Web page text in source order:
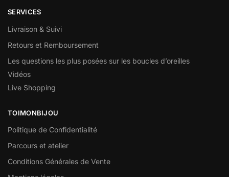
SERVICES
Livraison & Suivi
Retours et Remboursement
Les questions les plus posées sur les boucles d’oreilles
Vidéos
Live Shopping
TOIMONBIJOU
Politique de Confidentialité
Parcours et atelier
Conditions Générales de Vente